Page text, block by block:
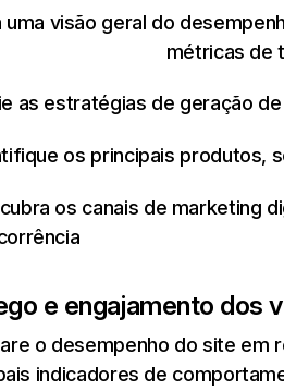
uma visão geral do
métricas de
as estratégias de geração
os principais produtos,
os canais de marketing
e engajamento dos
o desempenho do site em
indicadores de